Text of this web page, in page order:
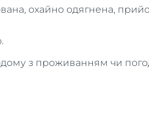
охайно одягнена,
з проживанням чи